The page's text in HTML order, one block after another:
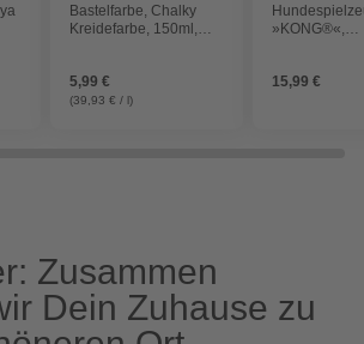
Bastelfarbe, Chalky
Kreidefarbe, 150ml,
5,99 €
(39,93 € / l)
»KONG®«,
Kiddos Koala
15,99 €
Zusammen
Dein Zuhause zu